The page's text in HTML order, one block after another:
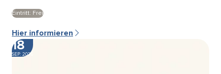
Eintritt: Frei
Hier informieren
18
SEP. 2026